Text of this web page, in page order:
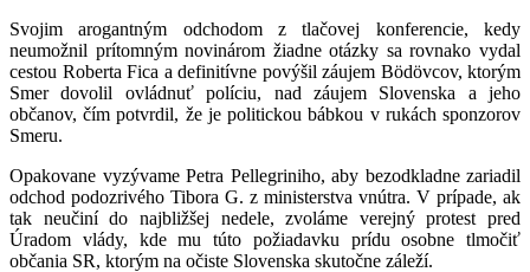
Svojim arogantným odchodom z tlačovej konferencie, kedy
neumožnil prítomným novinárom žiadne otázky sa rovnako vydal
cestou Roberta Fica a definitívne povýšil záujem Bödövcov, ktorým
Smer dovolil ovládnuť políciu, nad záujem Slovenska a jeho
občanov, čím potvrdil, že je politickou bábkou v rukách sponzorov
Smeru.
Opakovane vyzývame Petra Pellegriniho, aby bezodkladne zariadil
odchod podozrivého Tibora G. z ministerstva vnútra. V prípade, ak
tak neučiní do najbližšej nedele, zvoláme verejný protest pred
Úradom vlády, kde mu túto požiadavku prídu osobne tlmočiť
občania SR, ktorým na očiste Slovenska skutočne záleží.